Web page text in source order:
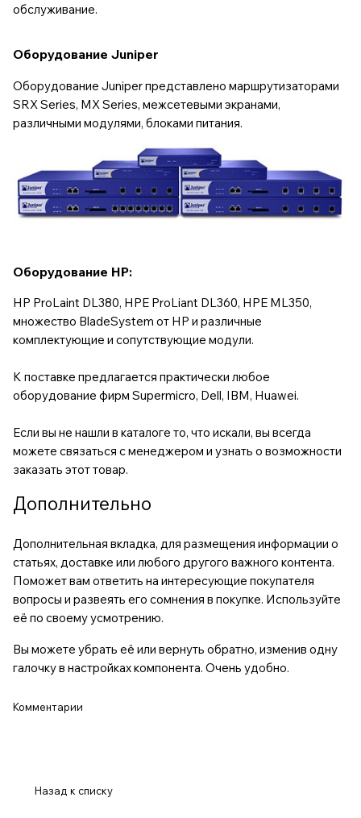
обслуживание.
Оборудование Juniper
Оборудование Juniper представлено маршрутизаторами
SRX Series, MX Series, межсетевыми экранами,
различными модулями, блоками питания.
Оборудование HP:
HP ProLaint DL380, HPE ProLiant DL360, HPE ML350,
множество BladeSystem от HP и различные
комплектующие и сопутствующие модули.
К поставке предлагается практически любое
оборудование фирм Supermicro, Dell, IBM, Huawei.
Если вы не нашли в каталоге то, что искали, вы всегда
можете связаться с менеджером и узнать о возможности
заказать этот товар.
Дополнительно
Дополнительная вкладка, для размещения информации о
статьях, доставке или любого другого важного контента.
Поможет вам ответить на интересующие покупателя
вопросы и развеять его сомнения в покупке. Используйте
её по своему усмотрению.
Вы можете убрать её или вернуть обратно, изменив одну
галочку в настройках компонента. Очень удобно.
Комментарии
Назад к списку